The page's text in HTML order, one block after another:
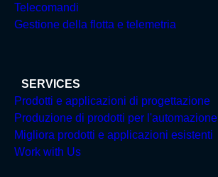
Telecomandi
Gestione della flotta e telemetria
SERVICES
Prodotti e applicazioni di progettazione
Produzione di prodotti per l'automazione
Migliora prodotti e applicazioni esistenti
Work with Us